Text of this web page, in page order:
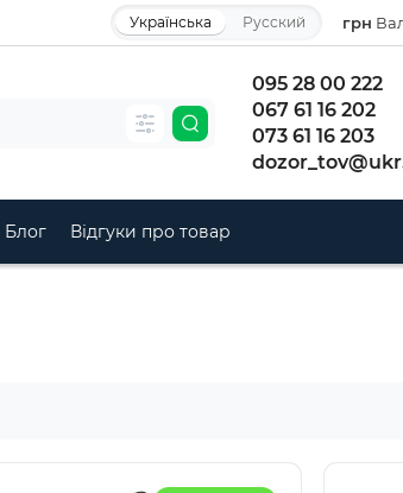
грн
Українська Русский
095 28 00 222
067 61 16 202
073 61 16 203
Блог Відгуки про товар